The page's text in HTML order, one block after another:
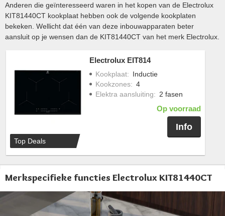
Anderen die geïnteresseerd waren in het kopen van de Electrolux
KIT81440CT kookplaat hebben ook de volgende kookplaten
bekeken. Wellicht dat één van deze inbouwapparaten beter
aansluit op je wensen dan de KIT81440CT van het merk Electrolux.
Top Deals
Electrolux EIT814
Kookplaat: Inductie
Kookzones: 4
Elektra aansluiting: 2 fasen
Op voorraad
Info
Merkspecifieke functies Electrolux KIT81440CT